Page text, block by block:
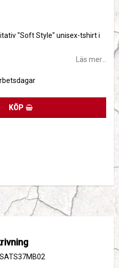
"Soft Style" unisex-tshirt i
Läs mer...
KÖP